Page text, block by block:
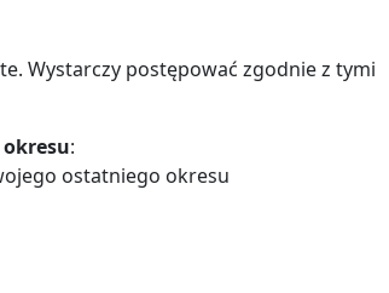
Wystarczy postępować zgodnie z tymi
:
ostatniego okresu